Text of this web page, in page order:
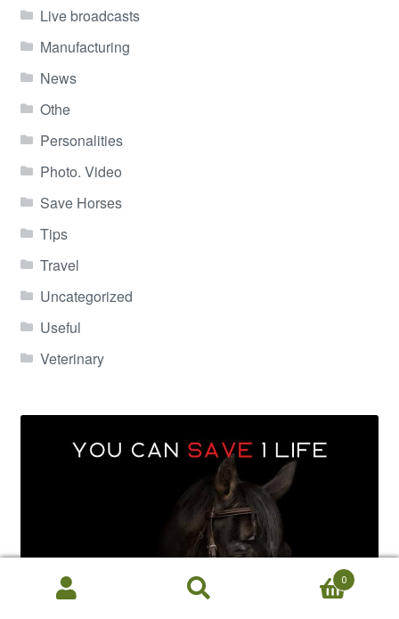
Live broadcasts
Manufacturing
News
Othe
Personalities
Photo. Video
Save Horses
Tips
Travel
Uncategorized
Useful
Veterinary
Search
0